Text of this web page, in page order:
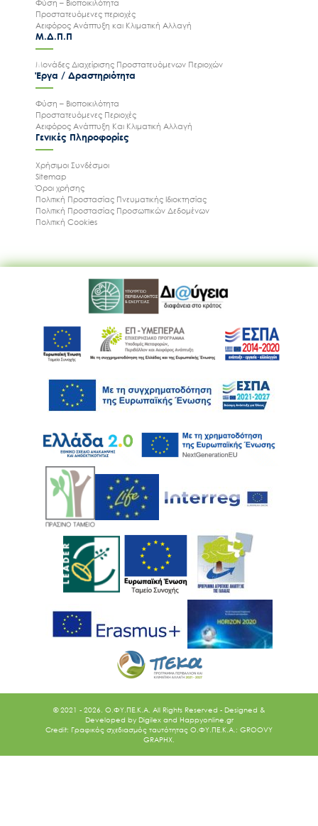
Φύση – Βιοποικιλότητα
Προστατευόμενες περιοχές
Αειφόρος Ανάπτυξη και Κλιματική Αλλαγή
Μ.Δ.Π.Π
Μονάδες Διαχείρισης Προστατευόμενων Περιοχών
Έργα / Δραστηριότητα
Φύση – Βιοποικιλότητα
Προστατευόμενες Περιοχές
Αειφόρος Ανάπτυξη Και Κλιματική Αλλαγή
Γενικές Πληροφορίες
Χρήσιμοι Συνδέσμοι
Sitemap
Όροι χρήσης
Πολιτική Προστασίας Πνευματικής Ιδιοκτησίας
Πολιτική Προστασίας Προσωπικών Δεδομένων
Πολιτική Cookies
© 2021 - 2026. O.ΦΥ.ΠΕ.Κ.Α. All Rights Reserved - Designed &
Developed by Digilex and Happyonline.gr
Credit: Γραφικός σχεδιασμός ταυτότητας Ο.ΦΥ.ΠΕ.Κ.Α.: GROOVY
GRAPHX.